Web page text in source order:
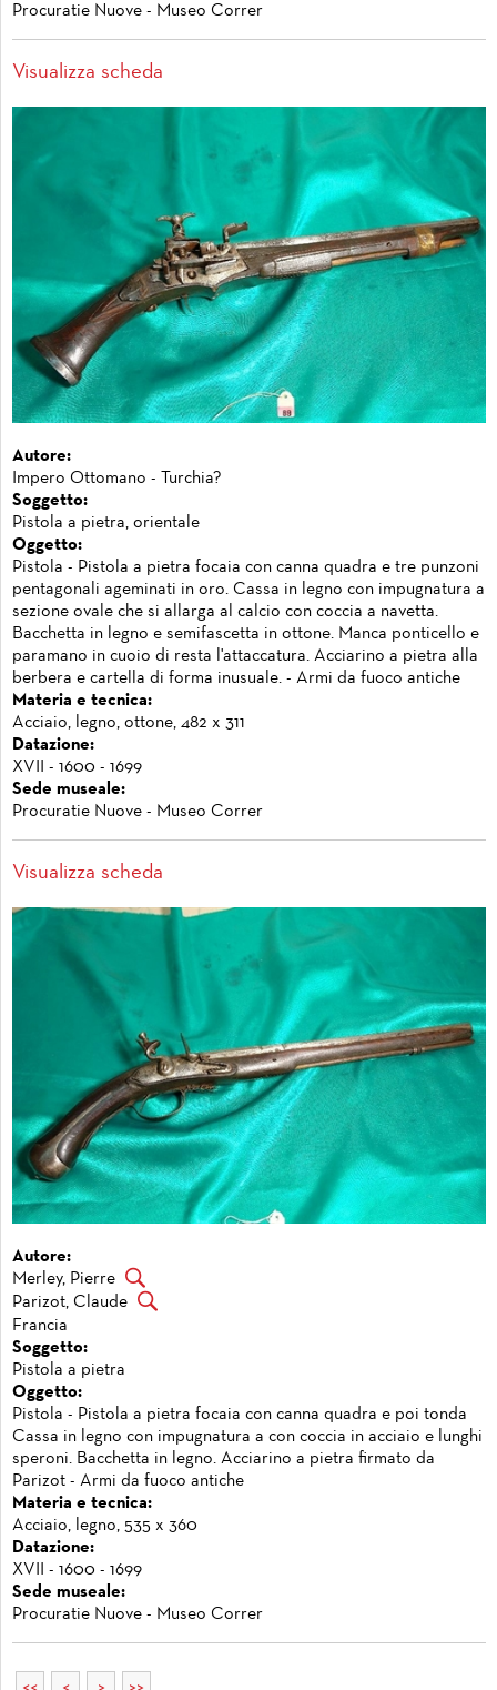
Procuratie Nuove - Museo Correr
Visualizza scheda
Autore:
Impero Ottomano - Turchia?
Soggetto:
Pistola a pietra, orientale
Oggetto:
Pistola - Pistola a pietra focaia con canna quadra e tre punzoni
pentagonali ageminati in oro. Cassa in legno con impugnatura a
sezione ovale che si allarga al calcio con coccia a navetta.
Bacchetta in legno e semifascetta in ottone. Manca ponticello e
paramano in cuoio di resta l'attaccatura. Acciarino a pietra alla
berbera e cartella di forma inusuale. - Armi da fuoco antiche
Materia e tecnica:
Acciaio, legno, ottone, 482 x 311
Datazione:
XVII - 1600 - 1699
Sede museale:
Procuratie Nuove - Museo Correr
Visualizza scheda
Autore:
Merley, Pierre
Parizot, Claude
Francia
Soggetto:
Pistola a pietra
Oggetto:
Pistola - Pistola a pietra focaia con canna quadra e poi tonda
Cassa in legno con impugnatura a con coccia in acciaio e lunghi
speroni. Bacchetta in legno. Acciarino a pietra firmato da
Parizot - Armi da fuoco antiche
Materia e tecnica:
Acciaio, legno, 535 x 360
Datazione:
XVII - 1600 - 1699
Sede museale:
Procuratie Nuove - Museo Correr